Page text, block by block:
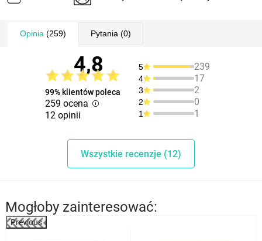
Opinia (259) Pytania (0)
4,8
99% klientów poleca
259 ocena
12 opinii
5 239
4 17
3 2
2 0
1 1
Wszystkie recenzje (12)
Mogłoby zainteresować:
Previous